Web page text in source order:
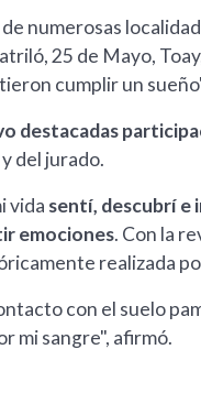
numerosas
25 de Mayo,
cumplir un
destacadas
del jurado.
vida sentí, descubrí e
emociones. Con la
realizada
con el suelo
mi sangre", afirmó.